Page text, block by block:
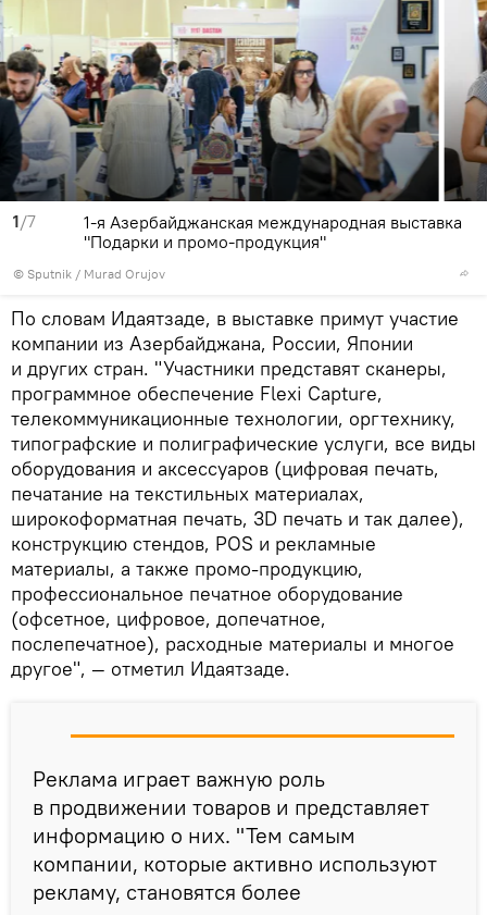
1/7
© Sputnik / Murad Orujov
1-я Азербайджанская международная выставка
"Подарки и промо-продукция"
По словам Идаятзаде, в выставке примут участие
компании из Азербайджана, России, Японии
и других стран. "Участники представят сканеры,
программное обеспечение Flexi Capture,
телекоммуникационные технологии, оргтехнику,
типографские и полиграфические услуги, все виды
оборудования и аксессуаров (цифровая печать,
печатание на текстильных материалах,
широкоформатная печать, 3D печать и так далее),
конструкцию стендов, POS и рекламные
материалы, а также промо-продукцию,
профессиональное печатное оборудование
(офсетное, цифровое, допечатное,
послепечатное), расходные материалы и многое
другое", — отметил Идаятзаде.
Реклама играет важную роль
в продвижении товаров и представляет
информацию о них. "Тем самым
компании, которые активно используют
рекламу, становятся более